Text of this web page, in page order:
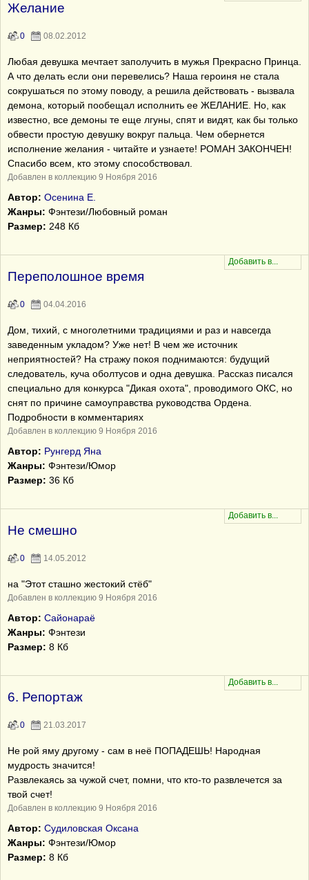
Желание
0 08.02.2012
Любая девушка мечтает заполучить в мужья Прекрасно Принца.
А что делать если они перевелись? Наша героиня не стала
сокрушаться по этому поводу, а решила действовать - вызвала
демона, который пообещал исполнить ее ЖЕЛАНИЕ. Но, как
известно, все демоны те еще лгуны, спят и видят, как бы только
обвести простую девушку вокруг пальца. Чем обернется
исполнение желания - читайте и узнаете! РОМАН ЗАКОНЧЕН!
Спасибо всем, кто этому способствовал.
Добавлен в коллекцию 9 Ноября 2016
Автор: Осенина Е.
Жанры: Фэнтези/Любовный роман
Размер: 248 Кб
Переполошное время
0 04.04.2016
Дом, тихий, с многолетними традициями и раз и навсегда
заведенным укладом? Уже нет! В чем же источник
неприятностей? На стражу покоя поднимаются: будущий
следователь, куча оболтусов и одна девушка. Рассказ писался
специально для конкурса "Дикая охота", проводимого ОКС, но
снят по причине самоуправства руководства Ордена.
Подробности в комментариях
Добавлен в коллекцию 9 Ноября 2016
Автор: Рунгерд Яна
Жанры: Фэнтези/Юмор
Размер: 36 Кб
Не смешно
0 14.05.2012
на "Этот сташно жестокий стёб"
Добавлен в коллекцию 9 Ноября 2016
Автор: Сайонараё
Жанры: Фэнтези
Размер: 8 Кб
6. Репортаж
0 21.03.2017
Не рой яму другому - сам в неё ПОПАДЕШЬ! Народная
мудрость значится!
Развлекаясь за чужой счет, помни, что кто-то развлечется за
твой счет!
Добавлен в коллекцию 9 Ноября 2016
Автор: Судиловская Оксана
Жанры: Фэнтези/Юмор
Размер: 8 Кб